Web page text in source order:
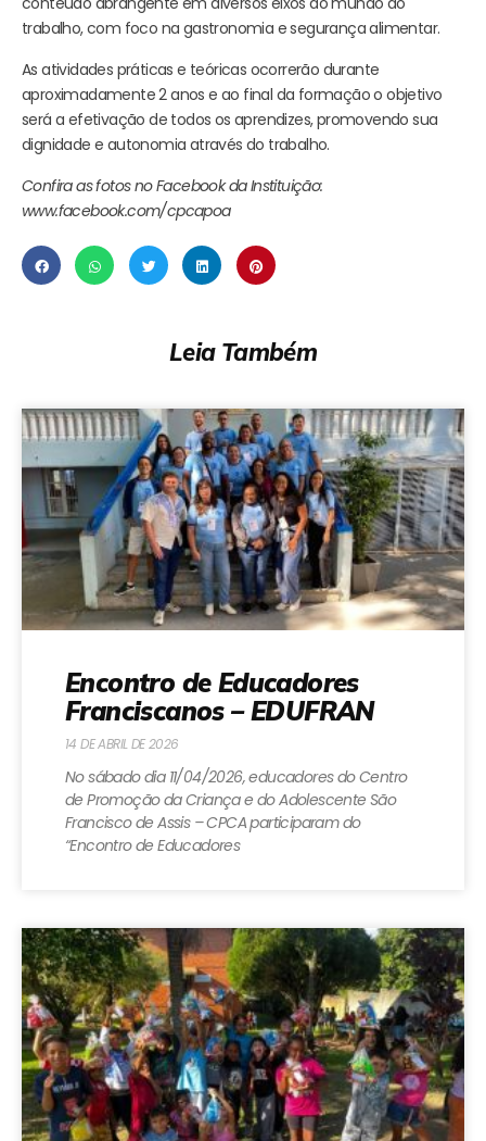
trabalho, com foco na gastronomia e segurança alimentar.
As atividades práticas e teóricas ocorrerão durante
aproximadamente 2 anos e ao final da formação o objetivo
será a efetivação de todos os aprendizes, promovendo sua
dignidade e autonomia através do trabalho.
Confira as fotos no Facebook da Instituição:
www.facebook.com/cpcapoa
Leia Também
Encontro de Educadores
Franciscanos – EDUFRAN
14 DE ABRIL DE 2026
No sábado dia 11/04/2026, educadores do Centro
de Promoção da Criança e do Adolescente São
Francisco de Assis – CPCA participaram do
“Encontro de Educadores